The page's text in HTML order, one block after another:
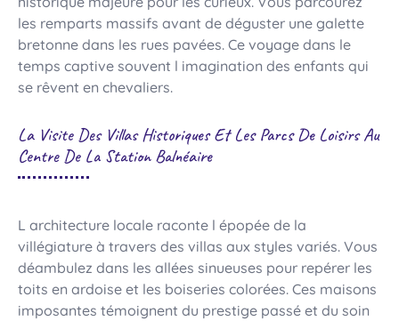
les remparts massifs avant de déguster une galette
bretonne dans les rues pavées. Ce voyage dans le
temps captive souvent l imagination des enfants qui
se rêvent en chevaliers.
La Visite Des Villas Historiques Et Les Parcs De Loisirs Au
Centre De La Station Balnéaire
L architecture locale raconte l épopée de la
villégiature à travers des villas aux styles variés. Vous
déambulez dans les allées sinueuses pour repérer les
toits en ardoise et les boiseries colorées. Ces maisons
imposantes témoignent du prestige passé et du soin